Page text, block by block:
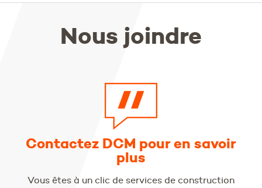
Nous joindre
Contactez DCM pour en savoir
plus
Vous êtes à un clic de services de construction